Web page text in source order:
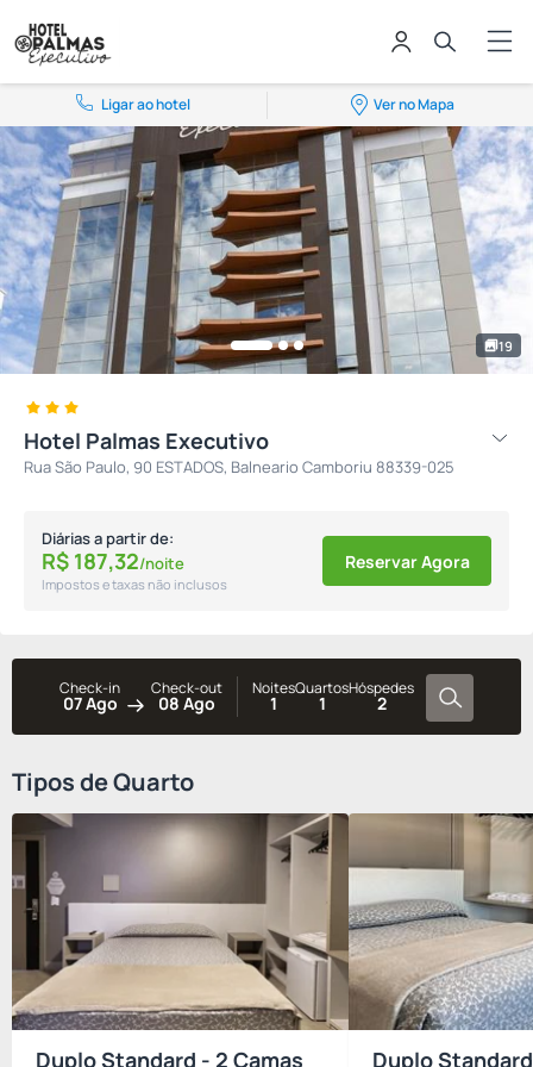
Ligar ao hotel Ver no Mapa
19
Hotel Palmas Executivo
Rua São Paulo, 90 ESTADOS, Balneario Camboriu 88339-025
Diárias a partir de:
R$ 187,32/noite
Impostos e taxas não inclusos
Reservar Agora
Check-in
07 Ago
Check-out
08 Ago
Noites
1
Quartos
1
Hóspedes
2
Tipos de Quarto
Duplo Standard - 2 Camas Duplo